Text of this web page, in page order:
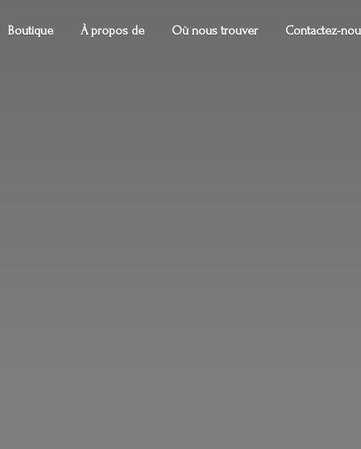
Boutique À propos de Où nous trouver Contactez-